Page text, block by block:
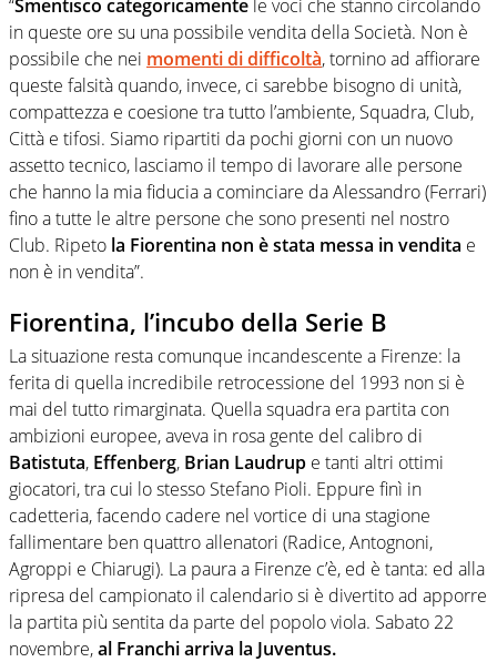
“Smentisco categoricamente le voci che stanno circolando
in queste ore su una possibile vendita della Società. Non è
possibile che nei momenti di difficoltà, tornino ad affiorare
queste falsità quando, invece, ci sarebbe bisogno di unità,
compattezza e coesione tra tutto l’ambiente, Squadra, Club,
Città e tifosi. Siamo ripartiti da pochi giorni con un nuovo
assetto tecnico, lasciamo il tempo di lavorare alle persone
che hanno la mia fiducia a cominciare da Alessandro (Ferrari)
fino a tutte le altre persone che sono presenti nel nostro
Club. Ripeto la Fiorentina non è stata messa in vendita e
non è in vendita”.
Fiorentina, l’incubo della Serie B
La situazione resta comunque incandescente a Firenze: la
ferita di quella incredibile retrocessione del 1993 non si è
mai del tutto rimarginata. Quella squadra era partita con
ambizioni europee, aveva in rosa gente del calibro di
Batistuta, Effenberg, Brian Laudrup e tanti altri ottimi
giocatori, tra cui lo stesso Stefano Pioli. Eppure finì in
cadetteria, facendo cadere nel vortice di una stagione
fallimentare ben quattro allenatori (Radice, Antognoni,
Agroppi e Chiarugi). La paura a Firenze c’è, ed è tanta: ed alla
ripresa del campionato il calendario si è divertito ad apporre
la partita più sentita da parte del popolo viola. Sabato 22
novembre,al Franchi arriva la Juventus.